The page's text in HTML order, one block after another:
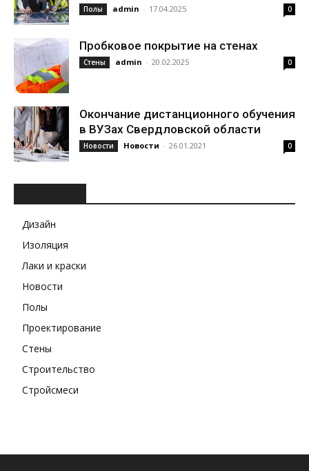
Полы admin - 17.04.2025 0
Пробковое покрытие на стенах
Стены admin - 20.02.2025 0
Окончание дистанционного обучения
в ВУЗах Свердловской области
Новости Новости - 26.01.2021 0
Дизайн
Изоляция
Лаки и краски
Новости
Полы
Проектирование
Стены
Строительство
Стройсмеси